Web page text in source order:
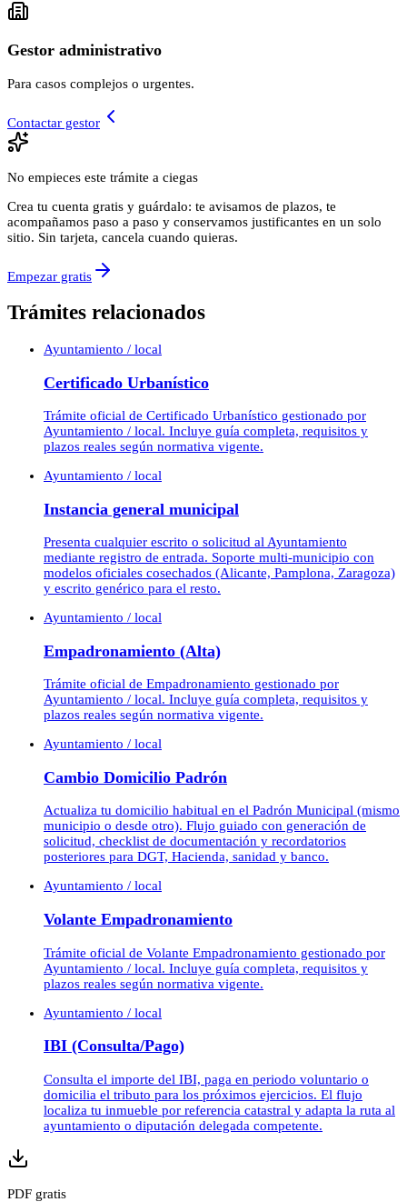
Gestor administrativo
Para casos complejos o urgentes.
Contactar gestor
No empieces este trámite a ciegas
Crea tu cuenta gratis y guárdalo: te avisamos de plazos, te
acompañamos paso a paso y conservamos justificantes en un solo
sitio. Sin tarjeta, cancela cuando quieras.
Empezar gratis
Trámites relacionados
Ayuntamiento / local
Certificado Urbanístico
Trámite oficial de Certificado Urbanístico gestionado por
Ayuntamiento / local. Incluye guía completa, requisitos y
plazos reales según normativa vigente.
Ayuntamiento / local
Instancia general municipal
Presenta cualquier escrito o solicitud al Ayuntamiento
mediante registro de entrada. Soporte multi-municipio con
modelos oficiales cosechados (Alicante, Pamplona, Zaragoza)
y escrito genérico para el resto.
Ayuntamiento / local
Empadronamiento (Alta)
Trámite oficial de Empadronamiento gestionado por
Ayuntamiento / local. Incluye guía completa, requisitos y
plazos reales según normativa vigente.
Ayuntamiento / local
Cambio Domicilio Padrón
Actualiza tu domicilio habitual en el Padrón Municipal (mismo
municipio o desde otro). Flujo guiado con generación de
solicitud, checklist de documentación y recordatorios
posteriores para DGT, Hacienda, sanidad y banco.
Ayuntamiento / local
Volante Empadronamiento
Trámite oficial de Volante Empadronamiento gestionado por
Ayuntamiento / local. Incluye guía completa, requisitos y
plazos reales según normativa vigente.
Ayuntamiento / local
IBI (Consulta/Pago)
Consulta el importe del IBI, paga en periodo voluntario o
domicilia el tributo para los próximos ejercicios. El flujo
localiza tu inmueble por referencia catastral y adapta la ruta al
ayuntamiento o diputación delegada competente.
PDF gratis